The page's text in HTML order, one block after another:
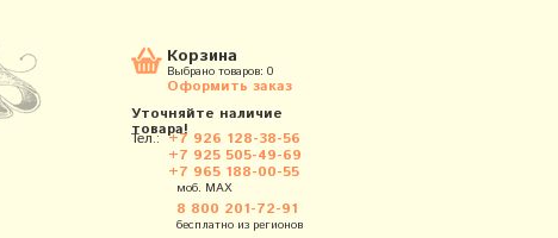
Корзина
Выбрано товаров: 0
Оформить заказ
Уточняйте наличие
товара!
Тел.: +7 926 128-38-56
+7 925 505-49-69
+7 965 188-00-55
моб. MAX
8 800 201-72-91
бесплатно из регионов